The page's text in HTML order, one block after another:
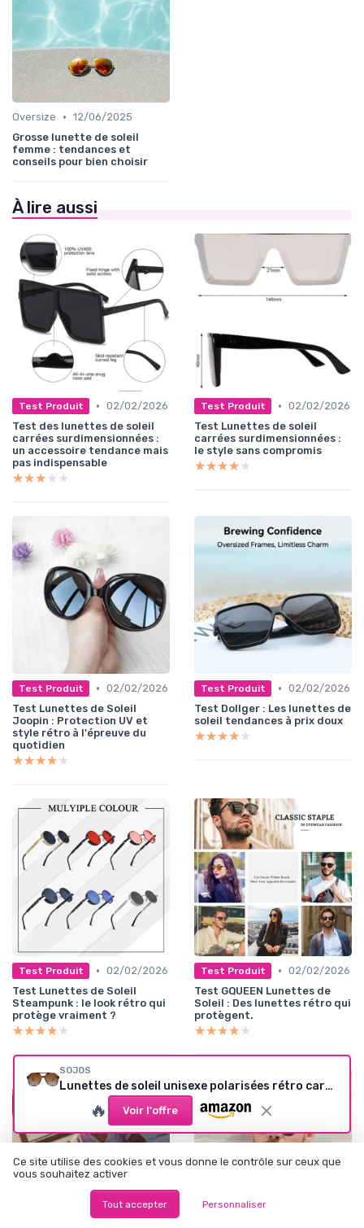
Oversize • 12/06/2025
Grosse lunette de soleil
femme : tendances et
conseils pour bien choisir
À lire aussi
Test Produit • 02/02/2026
Test des lunettes de soleil
carrées surdimensionnées :
un accessoire tendance mais
pas indispensable
★★★★★
★★★★★
Test Produit • 02/02/2026
Test Lunettes de soleil
carrées surdimensionnées :
le style sans compromis
★★★★★
★★★★★
Test Produit • 02/02/2026
Test Lunettes de Soleil
Joopin : Protection UV et
style rétro à l'épreuve du
quotidien
★★★★★
★★★★★
Test Produit • 02/02/2026
Test Dollger : Les lunettes de
soleil tendances à prix doux
★★★★★
★★★★★
Test Produit • 02/02/2026
Test Lunettes de Soleil
Steampunk : le look rétro qui
protège vraiment ?
★★★★★
★★★★★
Test Produit • 02/02/2026
Test GQUEEN Lunettes de
Soleil : Des lunettes rétro qui
protègent.
★★★★★
★★★★★
SOJOS
Lunettes de soleil unisexe polarisées rétro carrées UV400 (Tortue/Brun)
🔥 Voir l'offre
Ce site utilise des cookies et vous donne le contrôle sur ceux que
vous souhaitez activer
Tout accepter Personnaliser